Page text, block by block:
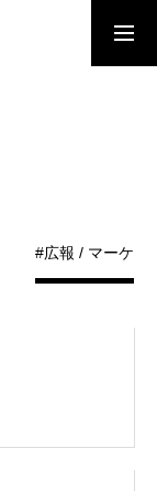
#広報 / マーケ